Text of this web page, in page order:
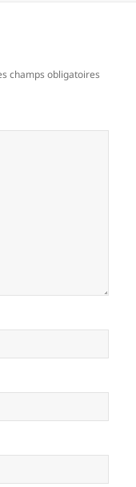
champs obligatoires